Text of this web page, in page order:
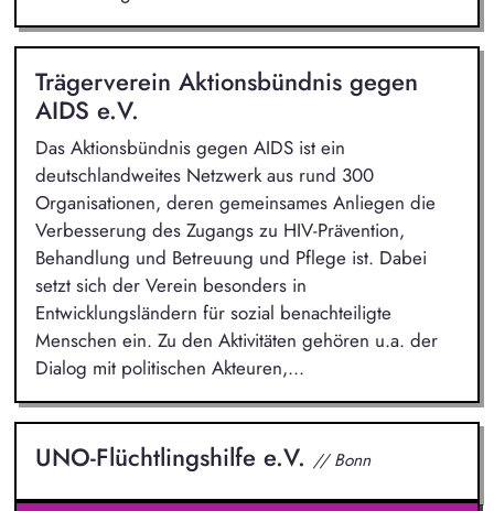
Trägerverein Aktionsbündnis gegen
AIDS e.V.
Das Aktionsbündnis gegen AIDS ist ein
deutschlandweites Netzwerk aus rund 300
Organisationen, deren gemeinsames Anliegen die
Verbesserung des Zugangs zu HIV-Prävention,
Behandlung und Betreuung und Pflege ist. Dabei
setzt sich der Verein besonders in
Entwicklungsländern für sozial benachteiligte
Menschen ein. Zu den Aktivitäten gehören u.a. der
Dialog mit politischen Akteuren,...
UNO-Flüchtlingshilfe e.V. // Bonn